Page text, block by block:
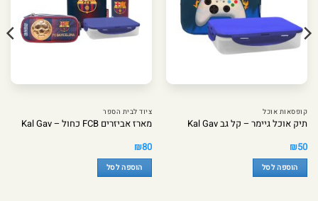
קופסאות אוכל
תיק אוכל גיימר – קל גב Kal Gav
₪50
הוספה לסל
ציוד לבית הספר
מארז אביזרים FCB כחול – Kal Gav
₪80
הוספה לסל